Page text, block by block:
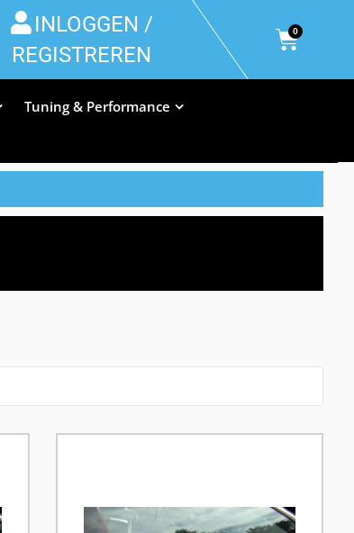
INLOGGEN /
REGISTREREN
0
Tuning & Performance